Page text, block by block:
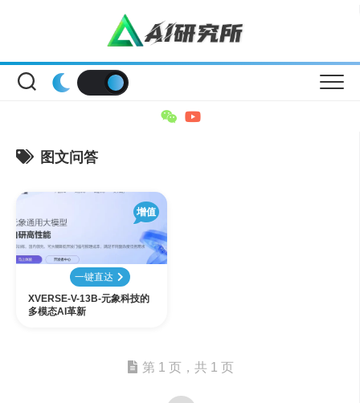
图文问答
增值
一键直达
XVERSE-V-13B-元象科技的
多模态AI革新
第 1 页，共 1 页